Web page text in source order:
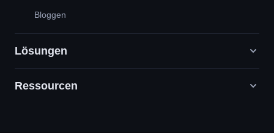
Bloggen
Lösungen
Digitale Marketingagenturen
Ressourcen